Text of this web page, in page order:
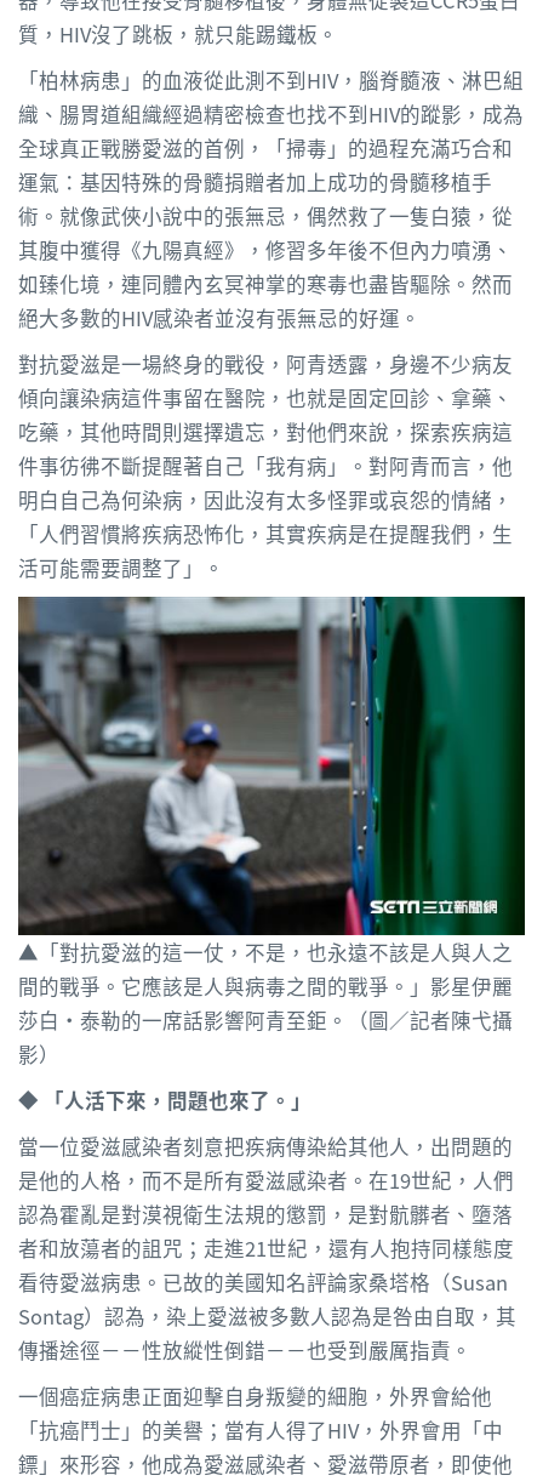
質，HIV沒了跳板，就只能踢鐵板。
「柏林病患」的血液從此測不到HIV，腦脊髓液、淋巴組
織、腸胃道組織經過精密檢查也找不到HIV的蹤影，成為
全球真正戰勝愛滋的首例，「掃毒」的過程充滿巧合和
運氣：基因特殊的骨髓捐贈者加上成功的骨髓移植手
術。就像武俠小說中的張無忌，偶然救了一隻白猿，從
其腹中獲得《九陽真經》，修習多年後不但內力噴湧、
如臻化境，連同體內玄冥神掌的寒毒也盡皆驅除。然而
絕大多數的HIV感染者並沒有張無忌的好運。
對抗愛滋是一場終身的戰役，阿青透露，身邊不少病友
傾向讓染病這件事留在醫院，也就是固定回診、拿藥、
吃藥，其他時間則選擇遺忘，對他們來說，探索疾病這
件事彷彿不斷提醒著自己「我有病」。對阿青而言，他
明白自己為何染病，因此沒有太多怪罪或哀怨的情緒，
「人們習慣將疾病恐怖化，其實疾病是在提醒我們，生
活可能需要調整了」。
▲「對抗愛滋的這一仗，不是，也永遠不該是人與人之
間的戰爭。它應該是人與病毒之間的戰爭。」影星伊麗
莎白‧泰勒的一席話影響阿青至鉅。（圖／記者陳弋攝
影）
◆​ 「人活下來，問題也來了。」
當一位愛滋感染者刻意把疾病傳染給其他人，出問題的
是他的人格，而不是所有愛滋感染者。在19世紀，人們
認為霍亂是對漠視衛生法規的懲罰，是對骯髒者、墮落
者和放蕩者的詛咒；走進21世紀，還有人抱持同樣態度
看待愛滋病患。已故的美國知名評論家桑塔格（Susan
Sontag）認為，染上愛滋被多數人認為是咎由自取，其
傳播途徑－－性放縱性倒錯－－也受到嚴厲指責。
一個癌症病患正面迎擊自身叛變的細胞，外界會給他
「抗癌鬥士」的美譽；當有人得了HIV，外界會用「中
鏢」來形容，他成為愛滋感染者、愛滋帶原者，即使他